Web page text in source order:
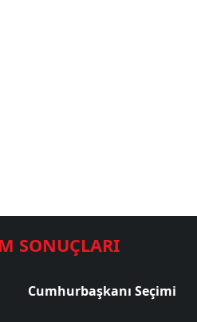
SONUÇLARI
Cumhurbaşkanı Seçimi